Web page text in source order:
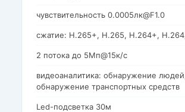
чувствительность 0.0005лк@F1.0
сжатие: H.265+, H.265, H.264+,
2 потока до 5Мп@15к/с
видеоаналитика: обнаружение
обнаружение транспортных средств
Led-подсветка 30м